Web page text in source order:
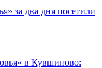
за два дня посетили
в Кувшиново: